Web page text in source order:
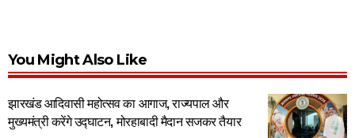
You Might Also Like
झारखंड आदिवासी महोत्सव का आगाज, राज्यपाल और
मुख्यमंत्री करेंगे उद्घाटन, मोरहाबादी मैदान सजकर तैयार